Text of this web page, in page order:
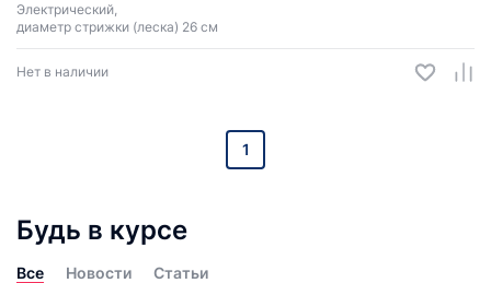
Электрический,
диаметр стрижки (леска) 26 см
Нет в наличии
1
Будь в курсе
Все Новости Статьи